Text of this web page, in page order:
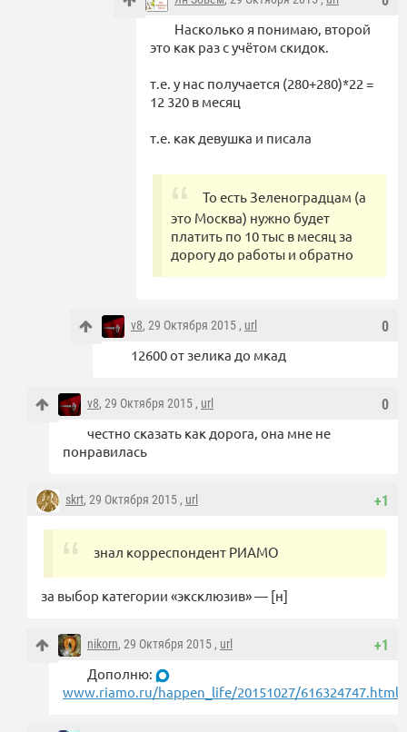
Насколько я понимаю, второй
это как раз с учётом скидок.
т.е. у нас получается (280+280)*22 =
12 320 в месяц
т.е. как девушка и писала
То есть Зеленоградцам (а
это Москва) нужно будет
платить по 10 тыс в месяц за
дорогу до работы и обратно
0
v8, 29 Октября 2015 , url
12600 от зелика до мкад
0
v8, 29 Октября 2015 , url
честно сказать как дорога, она мне не
понравилась
+1
skrt, 29 Октября 2015 , url
знал корреспондент РИАМО
за выбор категории «эксклюзив» — [н]
+1
nikorn, 29 Октября 2015 , url
Дополню:
www.riamo.ru/happen_life/20151027/616324747.html